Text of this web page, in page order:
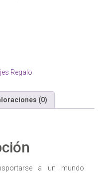
Regalo
(0)
a un mundo